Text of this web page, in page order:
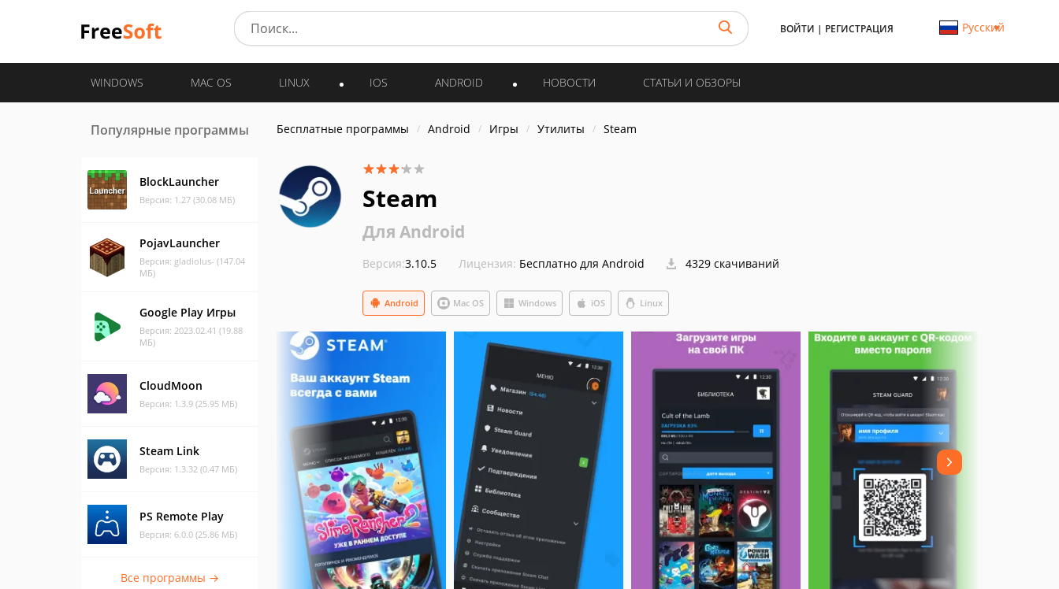
ВОЙТИ | РЕГИСТРАЦИЯ Русский
WINDOWS MAC OS LINUX IOS ANDROID НОВОСТИ СТАТЬИ И ОБЗОРЫ
Популярные программы
BlockLauncher
Версия: 1.27 (30.08 МБ)
PojavLauncher
Версия: gladiolus- (147.04
МБ)
Google Play Игры
Версия: 2023.02.41 (19.88
МБ)
CloudMoon
Версия: 1.3.9 (25.95 МБ)
Steam Link
Версия: 1.3.32 (0.47 МБ)
PS Remote Play
Версия: 6.0.0 (25.86 МБ)
Все программы →
Бесплатные программы Android Игры Утилиты Steam
Steam
Для Android
Версия:3.10.5 Лицензия: Бесплатно для Android 4329 скачиваний
Mac OS Windows iOS
Android Linux